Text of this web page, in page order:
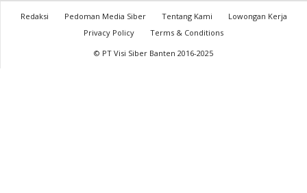
Redaksi Pedoman Media Siber Tentang Kami
Lowongan Kerja
Privacy Policy
Terms & Conditions
© PT Visi Siber Banten 2016-2025